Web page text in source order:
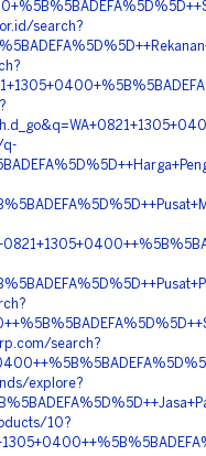
search?
q-
search?
explore?
10?